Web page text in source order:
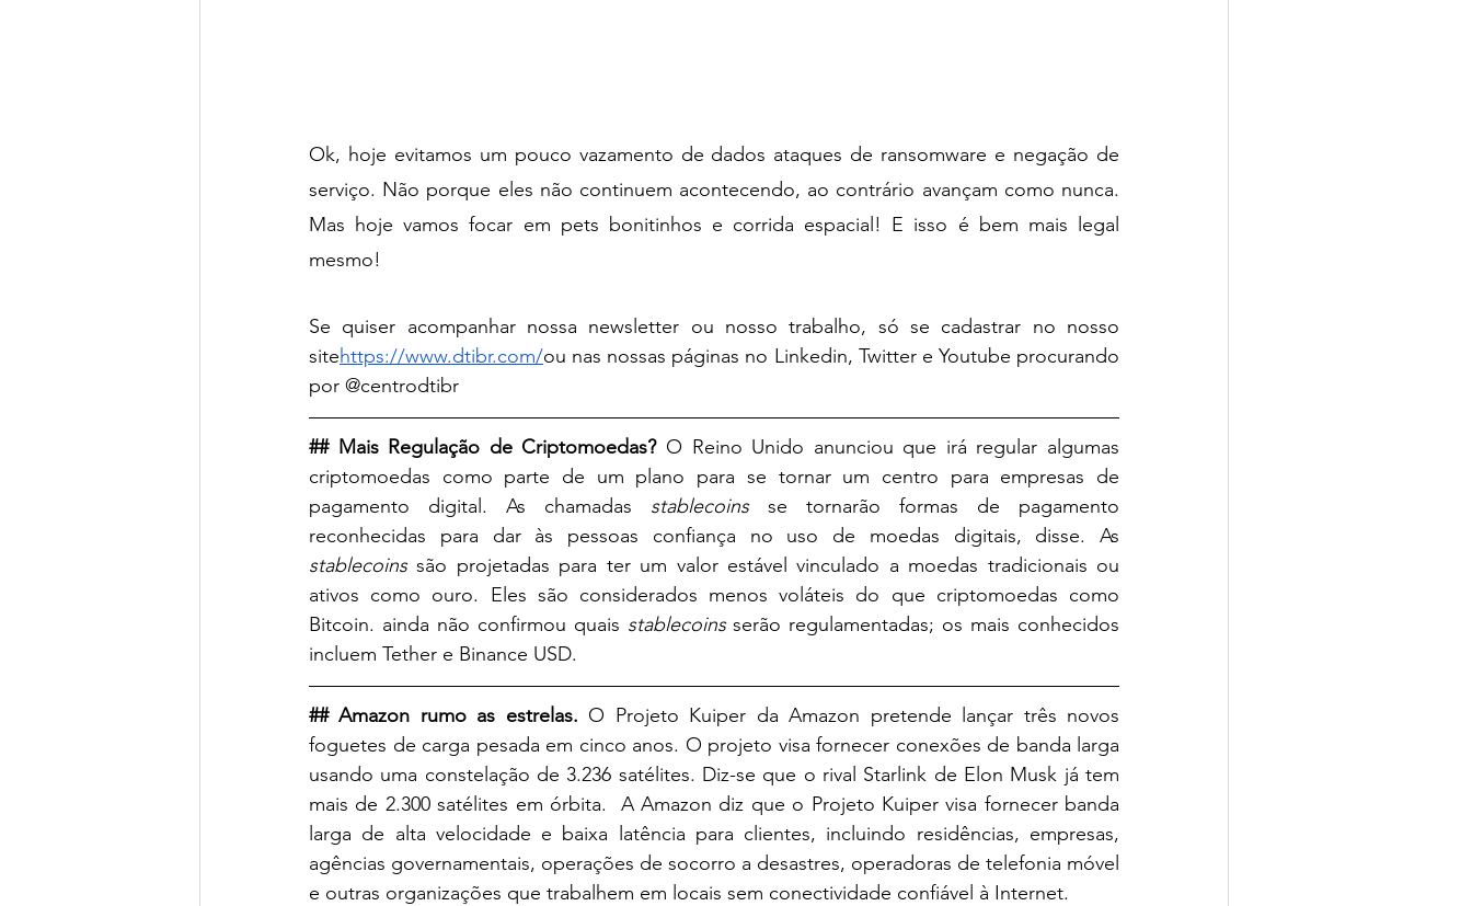
Ok, hoje evitamos um pouco vazamento de dados ataques de ransomware e negação de
serviço. Não porque eles não continuem acontecendo, ao contrário avançam como nunca.
Mas hoje vamos focar em pets bonitinhos e corrida espacial! E isso é bem mais legal
mesmo!
Se quiser acompanhar nossa newsletter ou nosso trabalho, só se cadastrar no nosso
sitehttps://www.dtibr.com/ou nas nossas páginas no Linkedin, Twitter e Youtube procurando
por @centrodtibr
## Mais Regulação de Criptomoedas? O Reino Unido anunciou que irá regular algumas
criptomoedas como parte de um plano para se tornar um centro para empresas de
pagamento digital. As chamadas stablecoins se tornarão formas de pagamento
stablecoins são projetadas para ter um valor estável vinculado a moedas tradicionais ou
ativos como ouro. Eles são considerados menos voláteis do que criptomoedas como
Bitcoin. ainda não confirmou quais stablecoins serão regulamentadas; os mais conhecidos
incluem Tether e Binance USD.
## Amazon rumo as estrelas. O Projeto Kuiper da Amazon pretende lançar três novos
foguetes de carga pesada em cinco anos. O projeto visa fornecer conexões de banda larga
usando uma constelação de 3.236 satélites. Diz-se que o rival Starlink de Elon Musk já tem
mais de 2.300 satélites em órbita.  A Amazon diz que o Projeto Kuiper visa fornecer banda
larga de alta velocidade e baixa latência para clientes, incluindo residências, empresas,
agências governamentais, operações de socorro a desastres, operadoras de telefonia móvel
e outras organizações que trabalhem em locais sem conectividade confiável à Internet.